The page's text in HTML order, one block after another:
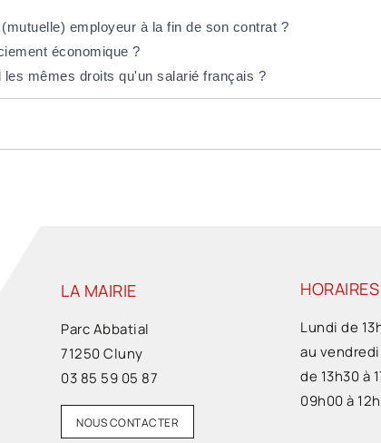
employeur à la fin de son contrat ?
économique ?
mêmes droits qu'un salarié français ?
LA MAIRIE
Parc Abbatial
71250 Cluny
03 85 59 05 87
NOUS CONTACTER
Lundi de
au
de 13h30 à
09h00 à